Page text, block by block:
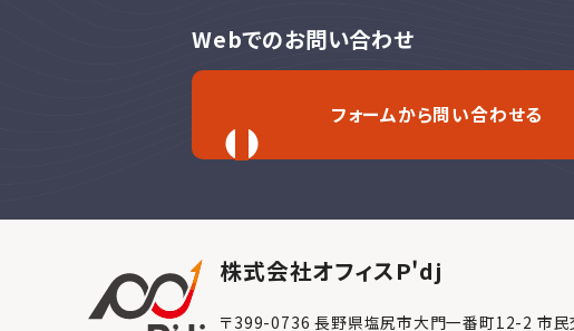
Webでのお問い合わせ
フォームから問い合わせる
株式会社オフィスP'dj
〒399-0736 長野県塩尻市大門一番町12-2 市民